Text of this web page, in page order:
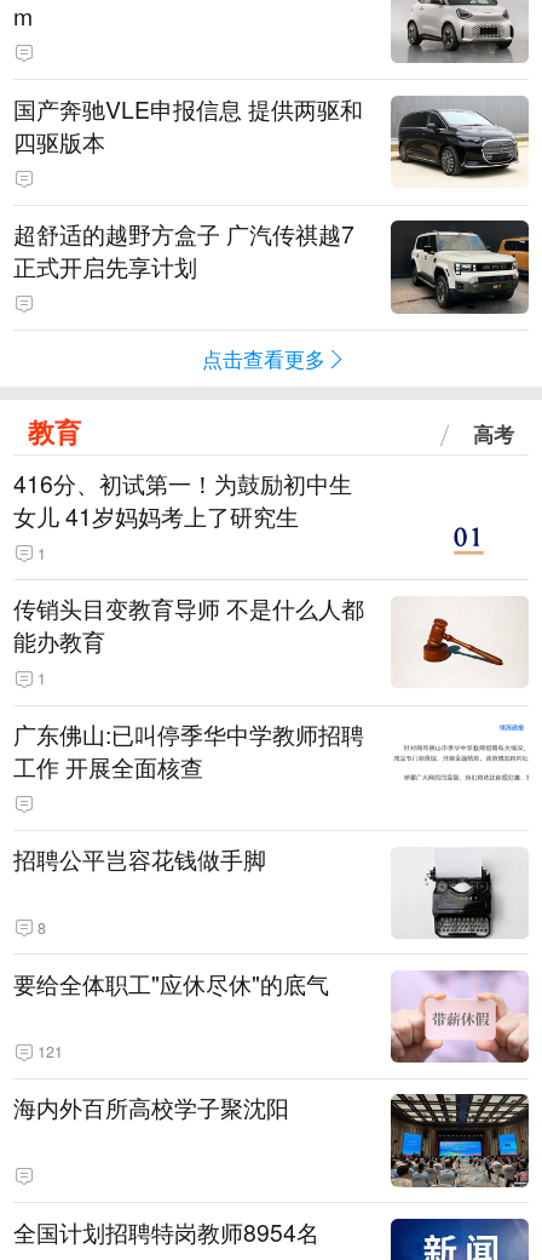
m
国产奔驰VLE申报信息 提供两驱和
四驱版本
超舒适的越野方盒子 广汽传祺越7
正式开启先享计划
点击查看更多
教育 高考
416分、初试第一！为鼓励初中生
女儿 41岁妈妈考上了研究生
1
传销头目变教育导师 不是什么人都
能办教育
1
广东佛山:已叫停季华中学教师招聘
工作 开展全面核查
招聘公平岂容花钱做手脚
8
要给全体职工"应休尽休"的底气
121
海内外百所高校学子聚沈阳
全国计划招聘特岗教师8954名